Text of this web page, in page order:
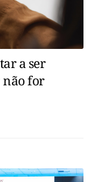
a ser
não for